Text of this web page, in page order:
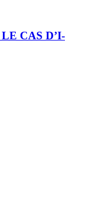
CAS D’I-